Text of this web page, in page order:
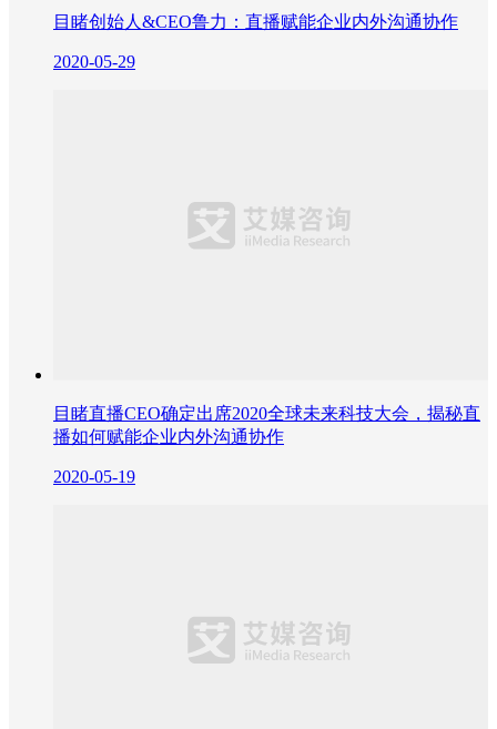
目睹创始人&CEO鲁力：直播赋能企业内外沟通协作
2020-05-29
目睹直播CEO确定出席2020全球未来科技大会，揭秘直
播如何赋能企业内外沟通协作
2020-05-19